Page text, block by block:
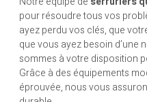
pour résoudre tous vos
ayez perdu vos clés, que
que vous ayez besoin d’une
sommes à votre disposition
Grâce à des équipements
éprouvée, nous vous